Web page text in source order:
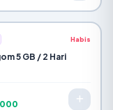
Habis
5 GB / 2 Hari